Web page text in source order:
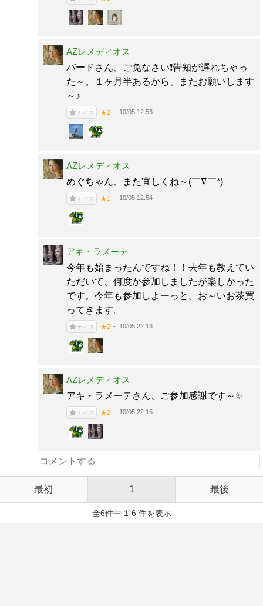
AZレメディオス
バードさん、ご免なさい❗告知が遅れちゃっ
た～。１ヶ月半あるから、またお願いします
～♪
ナイス ★2 10/05 12:53
AZレメディオス
めぐちゃん、また宜しくね～(￣∇￣*)ゞ
ナイス ★1 10/05 12:54
アキ・ラメーテ
今年も始まったんですね！！去年も教えてい
ただいて、何度か参加しましたが楽しかった
です。今年も参加しよーっと。お～いお茶買
ってきます。
ナイス ★2 10/05 22:13
AZレメディオス
アキ・ラメーテさん、ご参加感謝です～✨
ナイス ★2 10/05 22:15
最初 1 最後
全6件中 1-6 件を表示